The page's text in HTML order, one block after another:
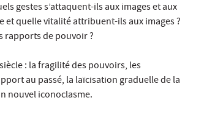
gestes s’attaquent-ils aux images et aux
et quelle vitalité attribuent-ils aux images ?
rapports de pouvoir ?
: la fragilité des pouvoirs, les
au passé, la laïcisation graduelle de la
nouvel iconoclasme.